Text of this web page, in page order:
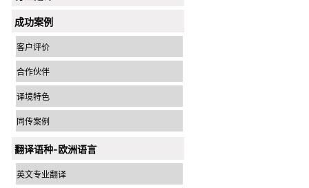
成功案例
客户评价
合作伙伴
译境特色
同传案例
翻译语种-欧洲语言
英文专业翻译